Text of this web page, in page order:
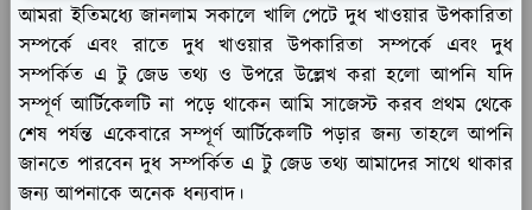
আমরা ইতিমধ্যে জানলাম সকালে খালি পেটে দুধ খাওয়ার উপকারিতা
সম্পর্কে এবং রাতে দুধ খাওয়ার উপকারিতা সম্পর্কে এবং দুধ
সম্পর্কিত এ টু জেড তথ্য ও উপরে উল্লেখ করা হলো আপনি যদি
সম্পূর্ণ আর্টিকেলটি না পড়ে থাকেন আমি সাজেস্ট করব প্রথম থেকে
শেষ পর্যন্ত একেবারে সম্পূর্ণ আর্টিকেলটি পড়ার জন্য তাহলে আপনি
জানতে পারবেন দুধ সম্পর্কিত এ টু জেড তথ্য আমাদের সাথে থাকার
জন্য আপনাকে অনেক ধন্যবাদ।